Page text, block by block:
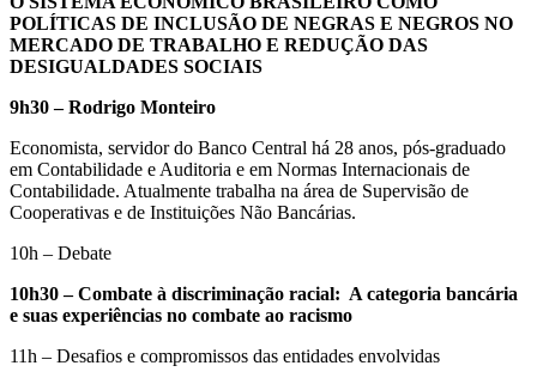
POLÍTICAS DE INCLUSÃO DE NEGRAS E NEGROS NO
MERCADO DE TRABALHO E REDUÇÃO DAS
DESIGUALDADES SOCIAIS
9h30 – Rodrigo Monteiro
Economista, servidor do Banco Central há 28 anos, pós-graduado
em Contabilidade e Auditoria e em Normas Internacionais de
Contabilidade. Atualmente trabalha na área de Supervisão de
Cooperativas e de Instituições Não Bancárias.
10h – Debate
10h30 – Combate à discriminação racial: A categoria bancária
e suas experiências no combate ao racismo
11h – Desafios e compromissos das entidades envolvidas